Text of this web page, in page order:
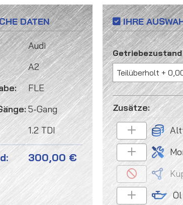
DATEN
Audi
A2
FLE
5-Gang
1.2 TDI
300,00 €
IHRE
Getriebezustand
Öl